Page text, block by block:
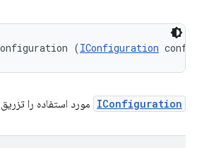
(IConfiguration
IConfiguration مورد استفاده را